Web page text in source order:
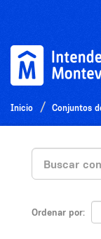
Inicio Conjuntos
Ordenar por